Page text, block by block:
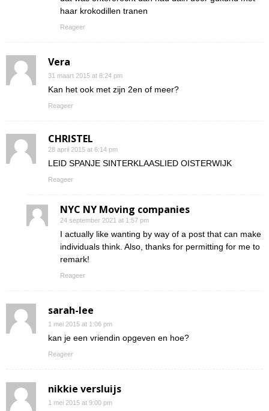
haar krokodillen tranen
Reageer
Vera
31 maart 2015 at 8:24 pm
Kan het ook met zijn 2en of meer?
Reageer
CHRISTEL
28 april 2015 at 6:14 pm
LEID SPANJE SINTERKLAASLIED OISTERWIJK
Reageer
NYC NY Moving companies
24 september 2021 at 1:57 pm
I actually like wanting by way of a post that can make
individuals think. Also, thanks for permitting for me to
remark!
Reageer
sarah-lee
1 mei 2015 at 1:06 pm
kan je een vriendin opgeven en hoe?
Reageer
nikkie versluijs
1 mei 2015 at 9:00 pm